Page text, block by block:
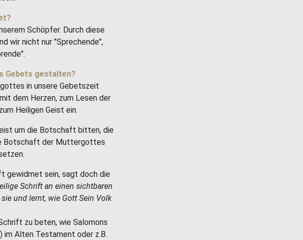
Schöpfer. Durch diese
wir nicht nur "Sprechende",
Gebets gestalten?
in unsere Gebetszeit
dem Herzen, zum Lesen der
Heiligen Geist ein.
um die Botschaft bitten, die
Botschaft der Muttergottes
gewidmet sein, sagt doch die
Schrift an einen sichtbaren
und lernt, wie Gott Sein Volk
zu beten, wie Salomons
im Alten Testament oder z.B.